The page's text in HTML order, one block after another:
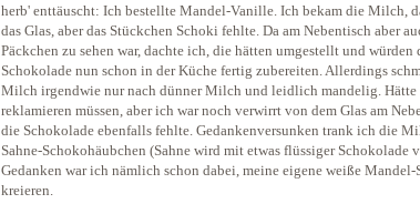
herb' enttäuscht: Ich bestellte Mandel-Vanille. Ich bekam die Milch,
das Glas, aber das Stückchen Schoki fehlte. Da am Nebentisch aber
Päckchen zu sehen war, dachte ich, die hätten umgestellt und würden
Schokolade nun schon in der Küche fertig zubereiten. Allerdings
Milch irgendwie nur nach dünner Milch und leidlich mandelig.
reklamieren müssen, aber ich war noch verwirrt von dem Glas am
die Schokolade ebenfalls fehlte. Gedankenversunken trank ich die
Sahne-Schokohäubchen (Sahne wird mit etwas flüssiger Schokolade
Gedanken war ich nämlich schon dabei, meine eigene weiße Mandel-
kreieren.